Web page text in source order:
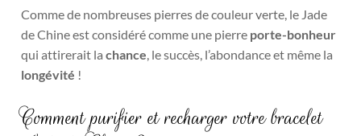
Comme de nombreuses pierres de couleur verte, le Jade
de Chine est considéré comme une pierre porte-bonheur
qui attirerait lachance, le succès, l’abondance et même la
longévité !
Comment purifier et recharger votre bracelet